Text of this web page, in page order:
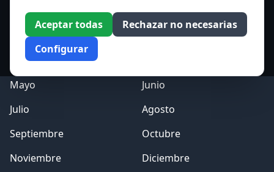
Aceptar todas
Rechazar no necesarias
Configurar
Acceso a los Meses
Enero
Febrero
Marzo
Mayo
Junio
Julio
Agosto
Septiembre
Octubre
Noviembre
Diciembre